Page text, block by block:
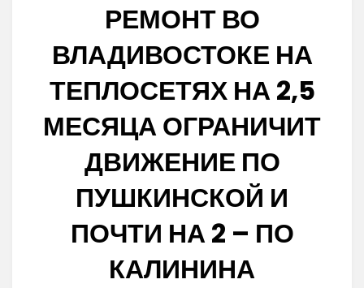
РЕМОНТ ВО
ВЛАДИВОСТОКЕ НА
ТЕПЛОСЕТЯХ НА 2,5
МЕСЯЦА ОГРАНИЧИТ
ДВИЖЕНИЕ ПО
ПУШКИНСКОЙ И
ПОЧТИ НА 2 – ПО
КАЛИНИНА